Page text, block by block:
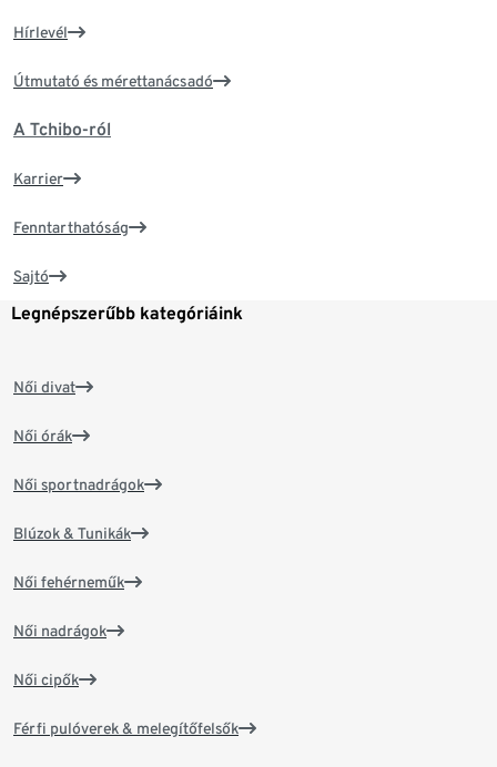
Hírlevél
Útmutató és mérettanácsadó
A Tchibo-ról
Karrier
Fenntarthatóság
Sajtó
Legnépszerűbb kategóriáink
Női divat
Női órák
Női sportnadrágok
Blúzok & Tunikák
Női fehérneműk
Női nadrágok
Női cipők
Férfi pulóverek & melegítőfelsők